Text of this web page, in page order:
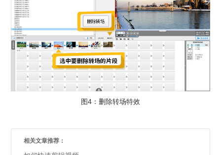
图4：删除转场特效
相关文章推荐：